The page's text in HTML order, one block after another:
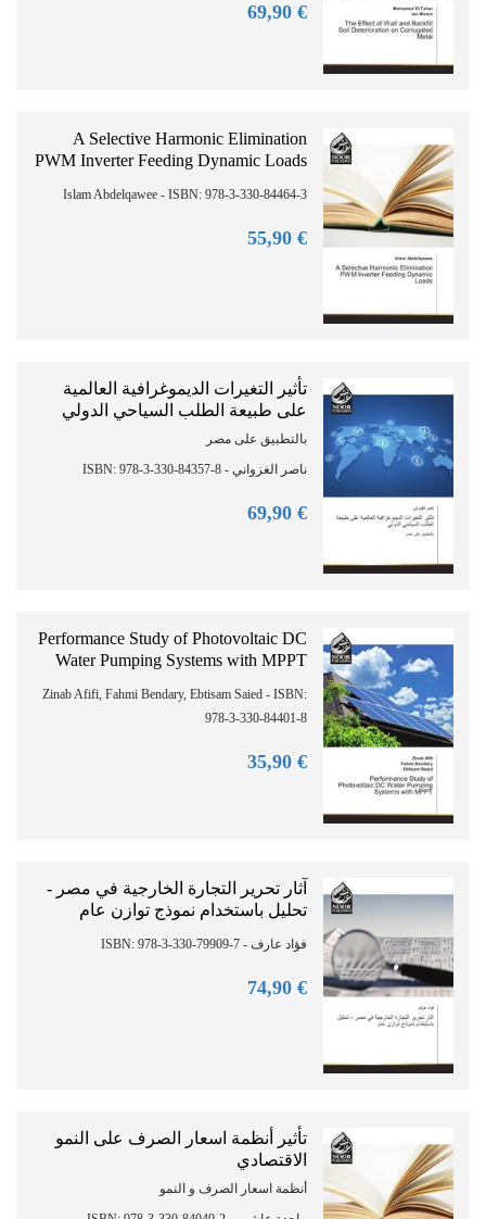
€ 69,
90
A Selective Harmonic Elimination
PWM Inverter Feeding Dynamic Loads
Islam Abdelqawee - ISBN: 978-3-330-84464-3
€ 55,
90
تأثير التغيرات الديموغرافية العالمية
على طبيعة الطلب السياحي الدولي
بالتطبيق على مصر
ناصر الغزواني - ISBN: 978-3-330-84357-8
€ 69,
90
Performance Study of Photovoltaic DC
Water Pumping Systems with MPPT
Zinab Afifi, Fahmi Bendary, Ebtisam Saied - ISBN:
978-3-330-84401-8
€ 35,
90
آثار تحرير التجارة الخارجية في مصر -
تحليل باستخدام نموذج توازن عام
فؤاد عارف - ISBN: 978-3-330-79909-7
€ 74,
90
تأثير أنظمة اسعار الصرف على النمو
الاقتصادي
أنظمة اسعار الصرف و النمو